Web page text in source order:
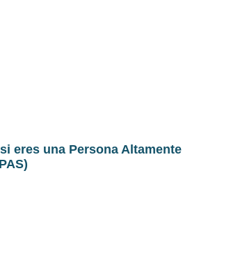
eres una Persona Altamente